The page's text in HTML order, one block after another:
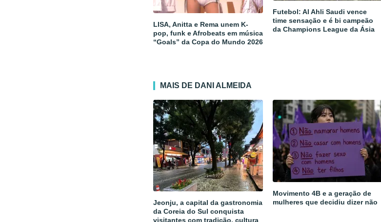
LISA, Anitta e Rema unem K-
pop, funk e Afrobeats em música
“Goals” da Copa do Mundo 2026
Futebol: Al Ahli Saudi vence
time sensação e é bi campeão
da Champions League da Ásia
MAIS DE DANI ALMEIDA
Jeonju, a capital da gastronomia
da Coreia do Sul conquista
visitantes com tradição, cultura
Movimento 4B e a geração de
mulheres que decidiu dizer não